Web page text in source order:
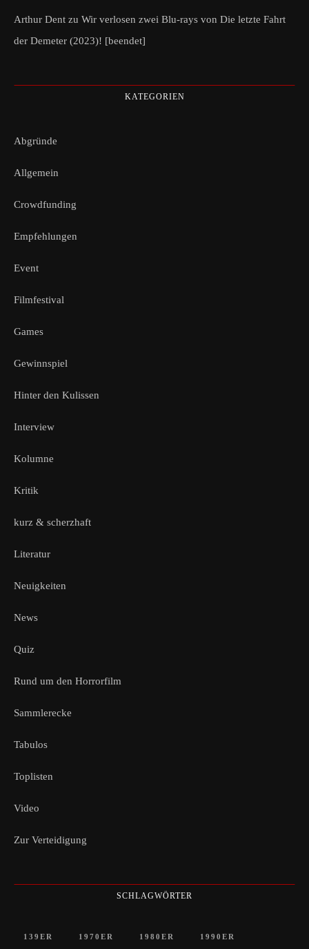
Arthur Dent zu Wir verlosen zwei Blu-rays von Die letzte Fahrt
der Demeter (2023)! [beendet]
KATEGORIEN
Abgründe
Allgemein
Crowdfunding
Empfehlungen
Event
Filmfestival
Games
Gewinnspiel
Hinter den Kulissen
Interview
Kolumne
Kritik
kurz & scherzhaft
Literatur
Neuigkeiten
News
Quiz
Rund um den Horrorfilm
Sammlerecke
Tabulos
Toplisten
Video
Zur Verteidigung
SCHLAGWÖRTER
139ER 1970ER 1980ER 1990ER